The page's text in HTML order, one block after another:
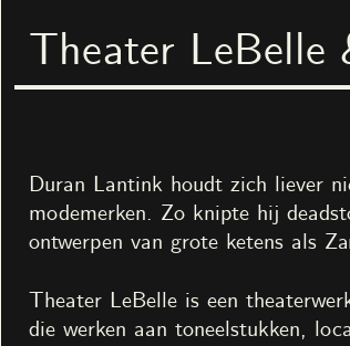
Theater
Duran Lantink houdt zich liever
modemerken. Zo knipte hij
ontwerpen van grote ketens als
Theater LeBelle is een
die werken aan toneelstukken,
Nest ruimte voor kunst Menu Zoek
The
In